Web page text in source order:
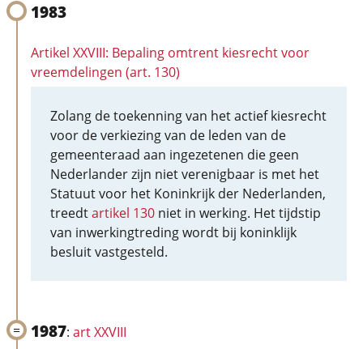
1983
Artikel XXVIII: Bepaling omtrent kiesrecht voor
vreemdelingen (art. 130)
Zolang de toekenning van het actief kiesrecht
voor de verkiezing van de leden van de
gemeenteraad aan ingezetenen die geen
Nederlander zijn niet verenigbaar is met het
Statuut voor het Koninkrijk der Nederlanden,
treedtartikel 130 niet in werking. Het tijdstip
van inwerkingtreding wordt bij koninklijk
besluit vastgesteld.
1987: art XXVIII